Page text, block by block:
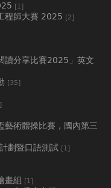
[1]
程師大賽 2025 [2]
讀分享比賽2025」英文
[35]
藝術體操比賽，國內第三
劃暨口語測試 [1]
畫組 [1]